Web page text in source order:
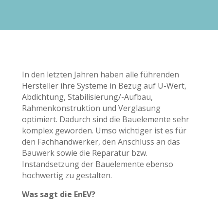
In den letzten Jahren haben alle führenden
Hersteller ihre Systeme in Bezug auf U-Wert,
Abdichtung, Stabilisierung/-Aufbau,
Rahmenkonstruktion und Verglasung
optimiert. Dadurch sind die Bauelemente sehr
komplex geworden. Umso wichtiger ist es für
den Fachhandwerker, den Anschluss an das
Bauwerk sowie die Reparatur bzw.
Instandsetzung der Bauelemente ebenso
hochwertig zu gestalten.
Was sagt die EnEV?